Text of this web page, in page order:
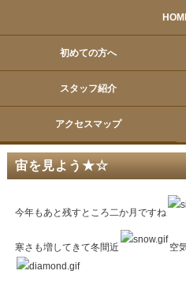
初めての方へ
スタッフ紹介
アクセスマップ
宙を見よう★☆
今年もあと残すところ二か月ですね
寒さも増してきて冬間近 空